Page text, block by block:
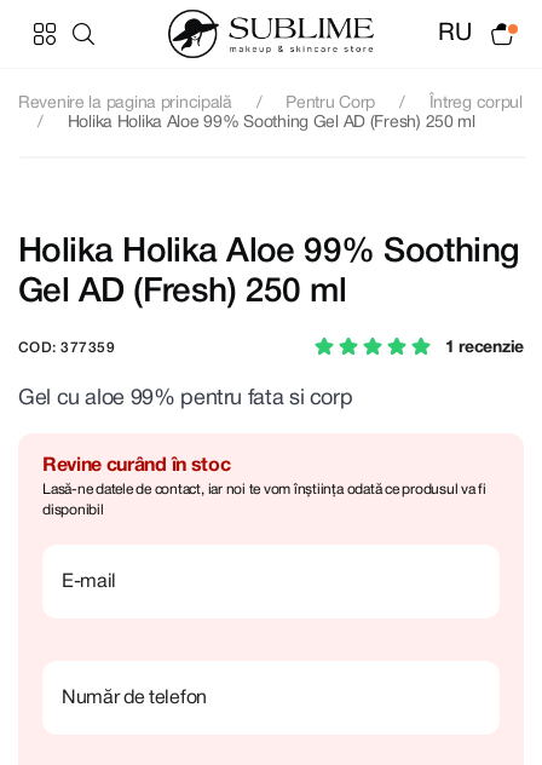
RU
Revenire la pagina principală Pentru Corp
Întreg corpul
Holika Holika Aloe 99% Soothing Gel AD (Fresh) 250 ml
Holika Holika Aloe 99% Soothing
Gel AD (Fresh) 250 ml
COD: 377359 1 recenzie
Gel cu aloe 99% pentru fata si corp
Revine curând în stoc
Lasă-ne datele de contact, iar noi te vom înștiința odată ce produsul va fi
disponibil
E-mail
Număr de telefon